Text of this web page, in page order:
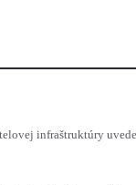
infraštruktúry